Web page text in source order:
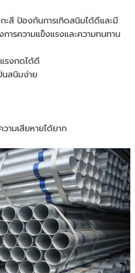
ะสี ป้องกันการเกิดสนิมได้ดีและมี
ารความแข็งแรงและความทนทาน
รงกดได้ดี
นสนิมง่าย
มเสียหายได้ยาก